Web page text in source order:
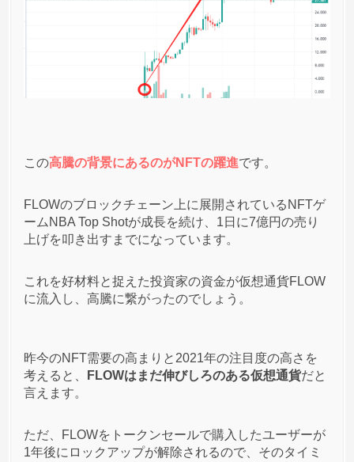
この高騰の背景にあるのがNFTの躍進です。
FLOWのブロックチェーン上に展開されているNFTゲ
ームNBA Top Shotが成長を続け、1日に7億円の売り
上げを叩き出すまでになっています。
これを好材料と捉えた投資家の資金が仮想通貨FLOW
に流入し、高騰に繋がったのでしょう。
昨今のNFT需要の高まりと2021年の注目度の高さを
考えると、
FLOWはまだ伸びしろのある仮想通貨だと
言えます。
ただ、FLOWをトークンセールで購入したユーザーが
1年後にロックアップが解除されるので、そのタイミ